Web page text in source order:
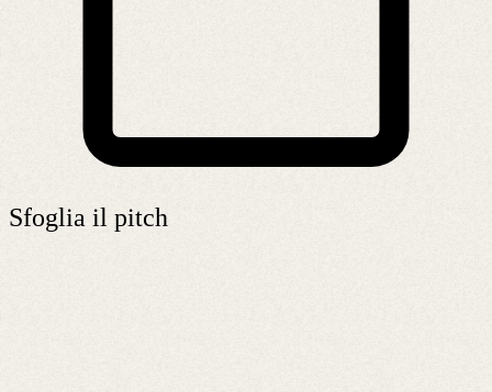
Sfoglia il pitch